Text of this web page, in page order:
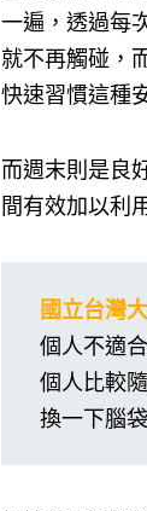
一遍，透過每
就不再觸碰，
快速習慣這種
而週末則是良
間有效加以利
國立台灣
個人不適
個人比較
換一下腦袋